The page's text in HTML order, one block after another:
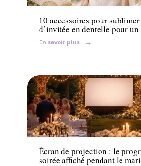
10 accessoires pour
d’invitée en dentelle pour un
En savoir plus
Organisation
Écran de projection : le
soirée affiché pendant le